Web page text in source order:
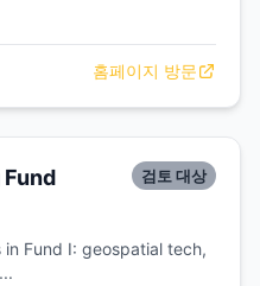
홈페이지 방문
검토 대상
Fund I: geospatial tech,